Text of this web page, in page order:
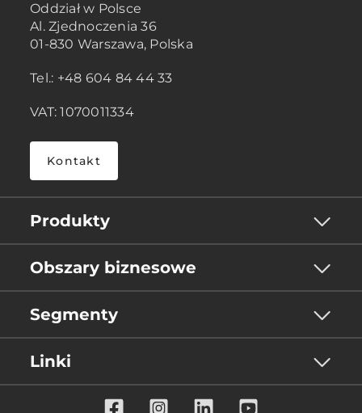
Oddział w Polsce
Al. Zjednoczenia 36
01-830 Warszawa, Polska
Tel.: +48 604 84 44 33
VAT: 1070011334
Kontakt
Produkty
Obszary biznesowe
Segmenty
Linki